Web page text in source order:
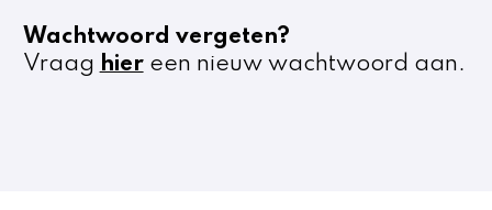
Wachtwoord vergeten?
Vraag hiereen nieuw wachtwoord aan.